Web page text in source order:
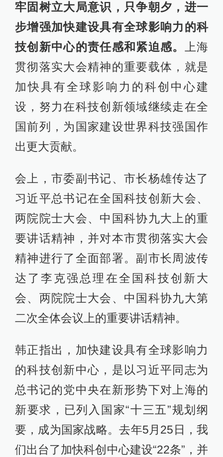
牢固树立大局意识，只争朝夕，进一
步增强加快建设具有全球影响力的科
技创新中心的责任感和紧迫感。 上海
贯彻落实大会精神的重要载体，就是
加快具有全球影响力的科创中心建
设，努力在科技创新领域继续走在全
国前列，为国家建设世界科技强国作
出更大贡献。
会上，市委副书记、市长杨雄传达了
习近平总书记在全国科技创新大会、
两院院士大会、中国科协九大上的重
要讲话精神，并对本市贯彻落实大会
精神进行了全面部署。副市长周波传
达了李克强总理在全国科技创新大
会、两院院士大会、中国科协九大第
二次全体会议上的重要讲话精神。
韩正指出，加快建设具有全球影响力
的科技创新中心，是以习近平同志为
总书记的党中央在新形势下对上海的
新要求，已列入国家“十三五”规划纲
要，成为国家战略。去年5月25日，我
们出台了加快科创中心建设“22条”，并